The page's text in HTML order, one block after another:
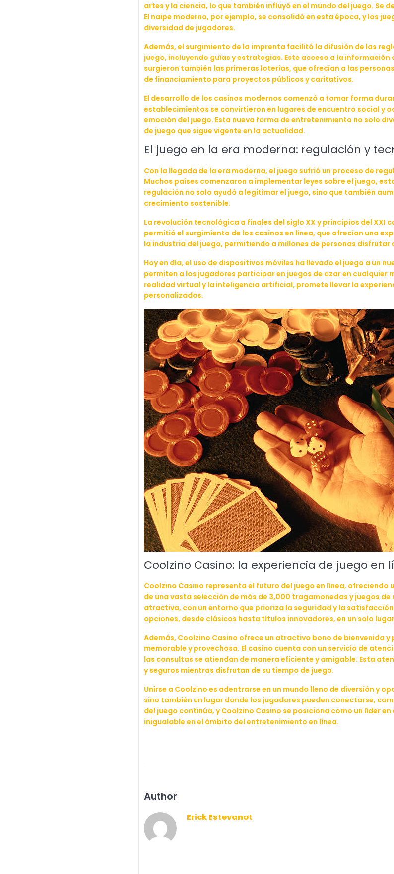
artes y la ciencia, lo que también influyó en el mundo del juego.
El naipe moderno, por ejemplo, se consolidó en esta época, y los
diversidad de jugadores.
Además, el surgimiento de la imprenta facilitó la difusión de las
juego, incluyendo guías y estrategias. Este acceso a la
surgieron también las primeras loterías, que ofrecían a las
de financiamiento para proyectos públicos y caritativos.
El desarrollo de los casinos modernos comenzó a tomar forma
establecimientos se convirtieron en lugares de encuentro social y
emoción del juego. Esta nueva forma de entretenimiento no solo
de juego que sigue vigente en la actualidad.
El juego en la era moderna: regulación y
Con la llegada de la era moderna, el juego sufrió un proceso de
Muchos países comenzaron a implementar leyes sobre el juego,
regulación no solo ayudó a legitimar el juego, sino que también
crecimiento sostenible.
La revolución tecnológica a finales del siglo XX y principios del
permitió el surgimiento de los casinos en línea, que ofrecían una
la industria del juego, permitiendo a millones de personas
Hoy en día, el uso de dispositivos móviles ha llevado el juego a un
permiten a los jugadores participar en juegos de azar en
realidad virtual y la inteligencia artificial, promete llevar la
personalizados.
Coolzino Casino: la experiencia de juego en
Coolzino Casino representa el futuro del juego en línea,
de una vasta selección de más de 3,000 tragamonedas y juegos
atractiva, con un entorno que prioriza la seguridad y la
opciones, desde clásicos hasta títulos innovadores, en un solo
Además, Coolzino Casino ofrece un atractivo bono de bienvenida
memorable y provechosa. El casino cuenta con un servicio de
las consultas se atiendan de manera eficiente y amigable. Esta
y seguros mientras disfrutan de su tiempo de juego.
Unirse a Coolzino es adentrarse en un mundo lleno de diversión y
sino también un lugar donde los jugadores pueden conectarse,
del juego continúa, y Coolzino Casino se posiciona como un líder
inigualable en el ámbito del entretenimiento en línea.
Author
Erick Estevanot